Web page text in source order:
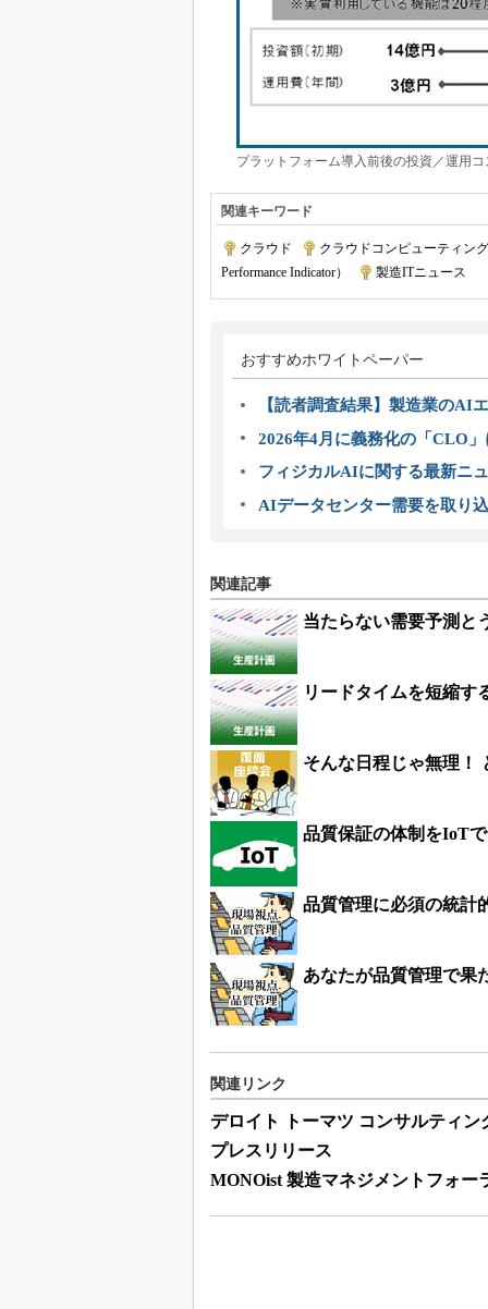
プラットフォーム導入前後の投資／運用
関連キーワード
クラウド
クラウドコンピューティング
Performance Indicator）
製造ITニュース
おすすめホワイトペーパー
【読者調査結果】製造業のAI
2026年4月に義務化の「CLO
フィジカルAIに関する最新ニ
AIデータセンター需要を取り
関連記事
当たらない需要予測と
リードタイムを短縮す
そんな日程じゃ無理！
品質保証の体制をIoT
品質管理に必須の統計
あなたが品質管理で果
関連リンク
デロイト トーマツ コンサルティン
プレスリリース
MONOist 製造マネジメントフォー